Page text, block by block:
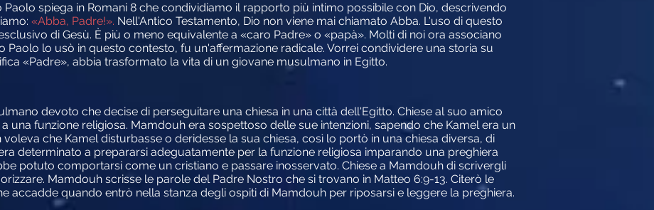
Paolo spiega in Romani 8 che condividiamo il rapporto più intimo possibile con Dio, descrivendo
«Abba, Padre!». Nell'Antico Testamento, Dio non viene mai chiamato Abba. L'uso di questo
di Gesù. È più o meno equivalente a «caro Padre» o «papà». Molti di noi ora associano
Paolo lo usò in questo contesto, fu un'affermazione radicale. Vorrei condividere una storia su
«Padre», abbia trasformato la vita di un giovane musulmano in Egitto.
devoto che decise di perseguitare una chiesa in una città dell'Egitto. Chiese al suo amico
una funzione religiosa. Mamdouh era sospettoso delle sue intenzioni, sapendo che Kamel era un
che Kamel disturbasse o deridesse la sua chiesa, così lo portò in una chiesa diversa, di
determinato a prepararsi adeguatamente per la funzione religiosa imparando una preghiera
potuto comportarsi come un cristiano e passare inosservato. Chiese a Mamdouh di scrivergli
Mamdouh scrisse le parole del Padre Nostro che si trovano in Matteo 6:9-13. Citerò le
accadde quando entrò nella stanza degli ospiti di Mamdouh per riposarsi e leggere la preghiera.